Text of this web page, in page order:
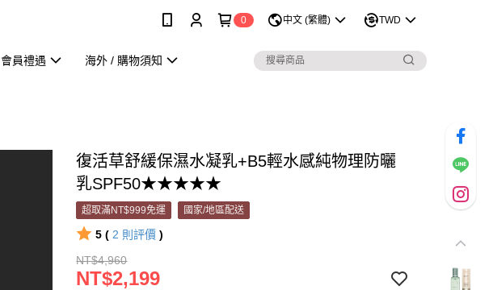
0 中文 (繁體) TWD
會員禮遇 海外 / 購物須知
復活草舒緩保濕水凝乳+B5輕水感純物理防曬
乳SPF50★★★★★
超取滿NT$999免運 國家/地區配送
5 ( 2 則評價 )
NT$4,960
NT$2,199